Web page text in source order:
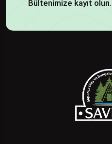
Bültenimize kayıt olun.